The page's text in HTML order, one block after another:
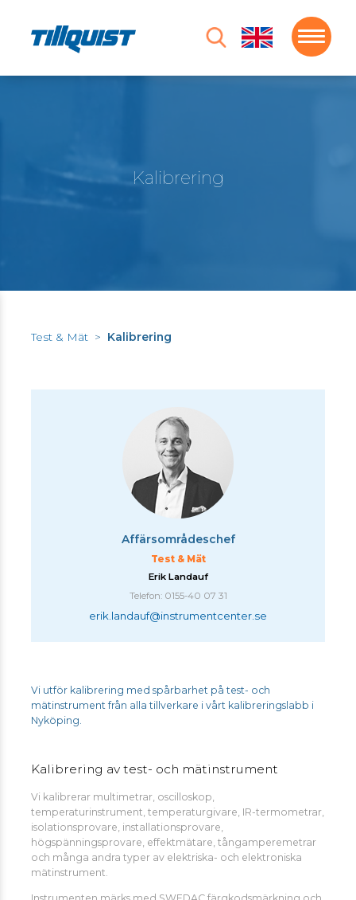
Kalibrering
Test & Mät > Kalibrering
Vi utför kalibrering med spårbarhet på test- och
mätinstrument från alla tillverkare i vårt kalibreringslabb i
Nyköping.
Kalibrering av test- och mätinstrument
Vi kalibrerar multimetrar, oscilloskop,
temperaturinstrument, temperaturgivare, IR-termometrar,
isolationsprovare, installationsprovare,
högspänningsprovare, effektmätare, tångamperemetrar
och många andra typer av elektriska- och elektroniska
mätinstrument.
Affärsområdeschef
Test & Mät
Erik Landauf
Telefon: 0155-40 07 31
erik.landauf@instrumentcenter.se